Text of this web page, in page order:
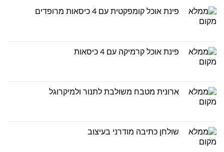
פינת אוכל קומפקטית עם 4 כיסאות מרופדים
פינת אוכל קרמיקה עם 4 כיסאות
ארונית מטבח משולבת לתנור ולמיקרוגל
שולחן כתיבה מודרני בעיצוב